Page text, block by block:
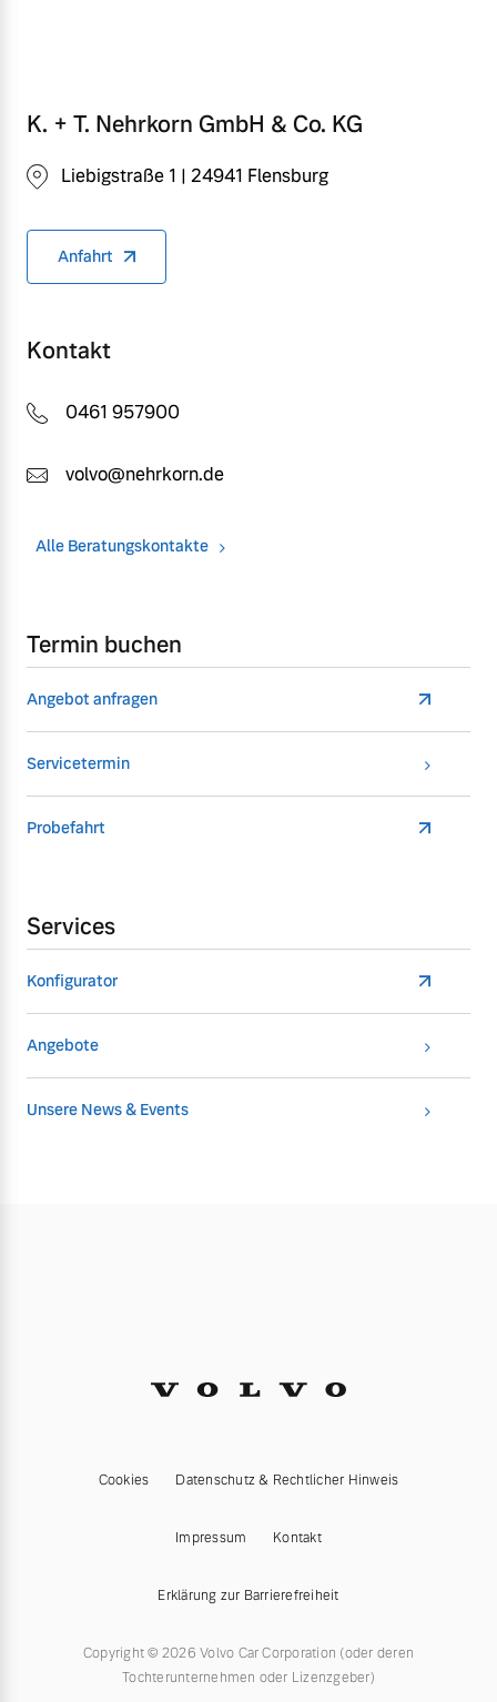
K. + T. Nehrkorn GmbH & Co. KG
Liebigstraße 1 | 24941 Flensburg
Anfahrt
Kontakt
0461 957900
volvo@nehrkorn.de
Alle Beratungskontakte
Termin buchen
Angebot anfragen
Servicetermin
Probefahrt
Services
Konfigurator
Angebote
Unsere News & Events
Cookies Datenschutz & Rechtlicher Hinweis
Impressum Kontakt
Erklärung zur Barrierefreiheit
Copyright © 2026 Volvo Car Corporation (oder deren
Tochterunternehmen oder Lizenzgeber)